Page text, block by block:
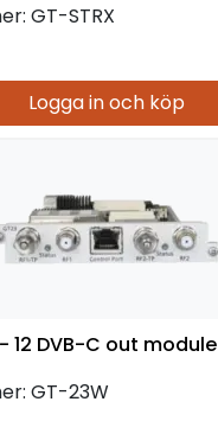
GT-STRX
Logga in och köp
12 DVB-C out module
GT-23W